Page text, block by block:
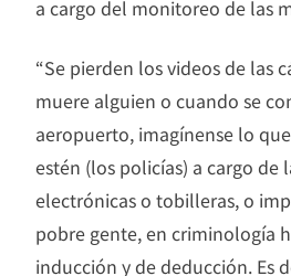
a cargo del monitoreo de las
“Se pierden los videos de las
muere alguien o cuando se
aeropuerto, imagínense lo
estén (los policías) a cargo de
electrónicas o tobilleras, o
pobre gente, en criminología
inducción y de deducción. Es